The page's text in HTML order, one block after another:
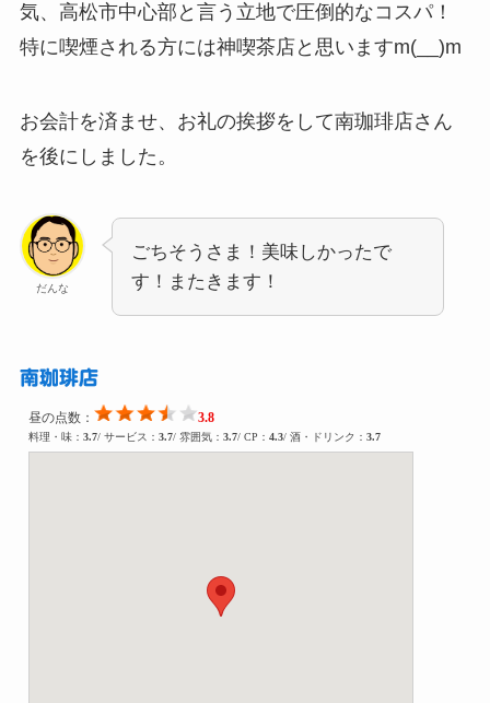
気、高松市中心部と言う立地で圧倒的なコスパ！
特に喫煙される方には神喫茶店と思いますm(__)m
お会計を済ませ、お礼の挨拶をして南珈琲店さん
を後にしました。
だんな
ごちそうさま！美味しかったで
す！またきます！
南珈琲店